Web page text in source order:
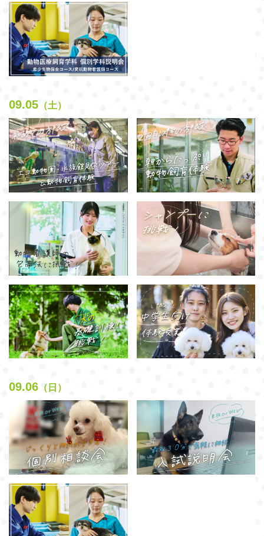
09.05 （土）
09.06 （日）